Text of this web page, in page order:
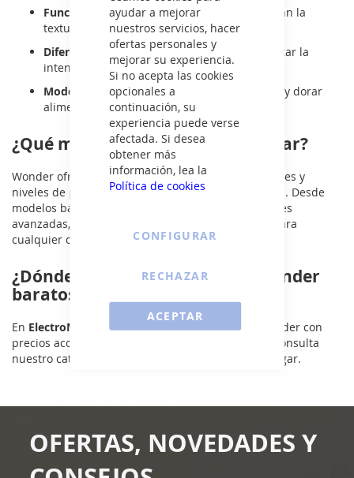
ayudar a mejorar
nuestros servicios, hacer
ofertas personales y
mejorar su experiencia.
Si no acepta las cookies
opcionales a
continuación, su
experiencia puede verse
afectada. Si desea
obtener más
información, lea la
Política de cookies
ACEPTAR
CONFIGURAR
RECHAZAR
Funciones de descongelado rápido:
conservan la
textura y el sabor de los alimentos.
Diferentes niveles de potencia: permite ajustar la
intensidad según el tipo de preparación.
Modelos con grill:opción ideal para gratinar y dorar
alimentos.
¿Qué microondas Wonder comprar?
Wonder ofrece microondas con distintas capacidades y
niveles de potencia, adaptándose a cada necesidad. Desde
modelos básicos hasta opciones con grill y funciones
avanzadas, son una opción práctica y económica para
cualquier cocina.
¿Dónde comprar microondas Wonder
baratos?
En ElectroNow
puedes encontrar microondas Wonder con
precios accesibles y opciones de entrega rápida. Consulta
nuestro catálogo y elige el modelo ideal para tu hogar.
OFERTAS, NOVEDADES Y